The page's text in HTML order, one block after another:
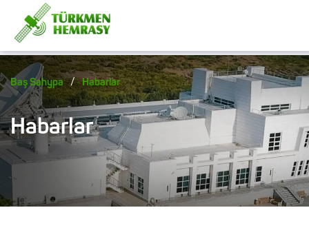
Baş Sahypa / Habarlar
Habarlar